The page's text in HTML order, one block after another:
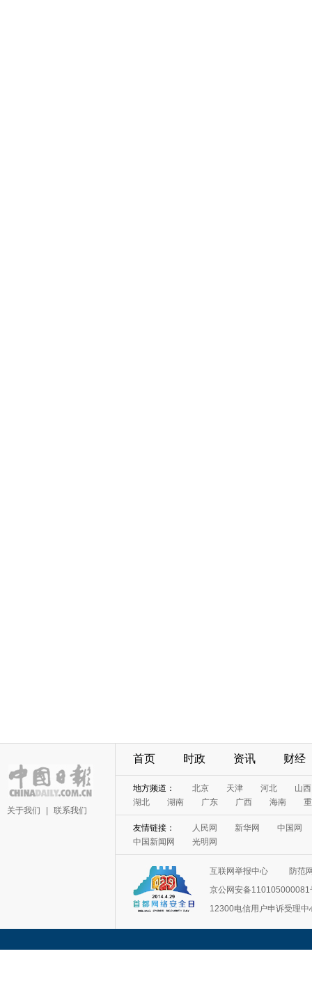
关于我们 联系我们
首页 时政 资讯 财经
地方频道： 北京 天津 河北
山西
湖北
湖南 广东 广西 海南
友情链接： 人民网 新华网
中国网
中国新闻网
光明网
互联网举报中心
防范
京公网安备110105000081
12300电信用户申诉受理中